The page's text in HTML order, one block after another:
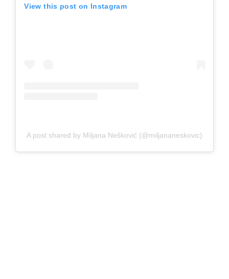
View this post on Instagram
A post shared by Miljana Nešković (@miljananeskovic)